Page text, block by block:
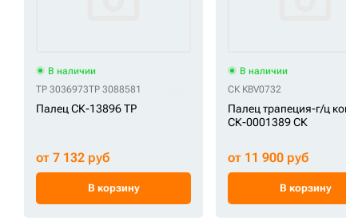
В наличии
TP 3036973TP 3088581
Палец СК-13896 TP
от 7 132 руб
В корзину
В наличии
СК KBV0732
Палец трапеция-г/ц
СК-0001389 СК
от 11 900 руб
В корзину